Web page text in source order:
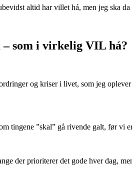
altid har villet há, men jeg ska
som i virkelig VIL há?
og kriser i livet, som jeg
tingene ”skal” gå rivende galt, før
der prioriterer det gode hver dag,